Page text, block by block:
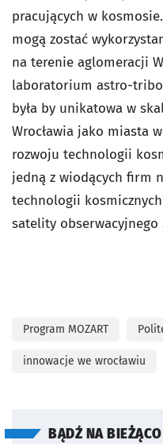
pracujących w
mogą zostać
na terenie aglomeracji
laboratorium astro-
była by unikatowa w
Wrocławia jako miasta
rozwoju technologii
jedną z wiodących firm
technologii
satelity obserwacyjnego
Program MOZART
innowacje we wrocławiu
BĄDŹ NA